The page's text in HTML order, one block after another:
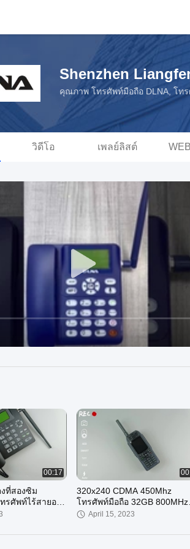
Shenzhen
คุณภาพ โทรศัพท์มือถือ DLNA, โท
วิดีโอ เพลย์ลิสต์
00:17
ที่สองซิม
รศัพท์ไร้สายอะ
320x240 CDMA 450Mhz
โทรศัพท์มือถือ 32GB 800MHz
โทรศัพท์ความจุแบตเตอรี่ขนาด
April 15, 2023